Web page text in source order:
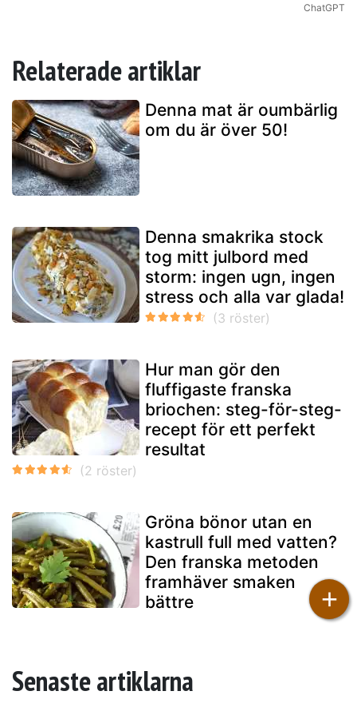
ChatGPT
Relaterade artiklar
Denna mat är oumbärlig
om du är över 50!
Denna smakrika stock
tog mitt julbord med
storm: ingen ugn, ingen
stress och alla var glada!
Hur man gör den
fluffigaste franska
briochen: steg-för-steg-
recept för ett perfekt
resultat
Gröna bönor utan en
kastrull full med vatten?
Den franska metoden
framhäver smaken
bättre
Senaste artiklarna
+